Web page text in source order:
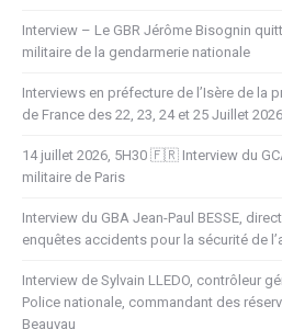
Interview – Le GBR Jérôme Bisognin
militaire de la gendarmerie nationale
Interviews en préfecture de l’Isère de la
de France des 22, 23, 24 et 25 Juillet 2026
14 juillet 2026, 5H30 🇫🇷 Interview du
militaire de Paris
Interview du GBA Jean-Paul BESSE,
enquêtes accidents pour la sécurité de
Interview de Sylvain LLEDO, contrôleur
Police nationale, commandant des
Beauvau